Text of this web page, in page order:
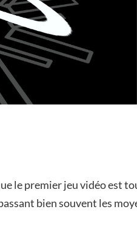
le premier jeu vidéo est
bien souvent les